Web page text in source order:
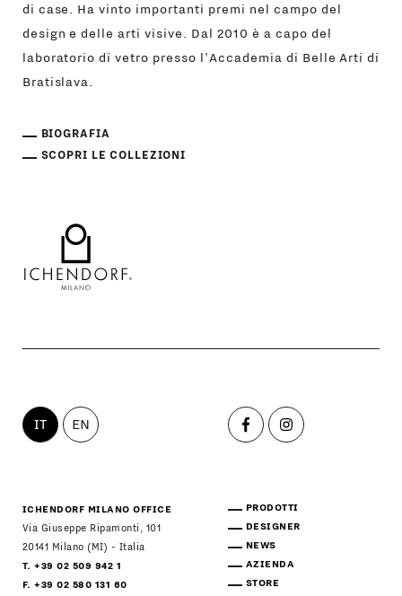
di case. Ha vinto importanti premi nel campo del
design e delle arti visive. Dal 2010 è a capo del
laboratorio di vetro presso l'Accademia di Belle Arti di
Bratislava.
BIOGRAFIA
SCOPRI LE COLLEZIONI
IT EN
ICHENDORF MILANO OFFICE
Via Giuseppe Ripamonti, 101
20141 Milano (MI) - Italia
T. +39 02 509 942 1
F. +39 02 580 131 60
PRODOTTI
DESIGNER
NEWS
AZIENDA
STORE